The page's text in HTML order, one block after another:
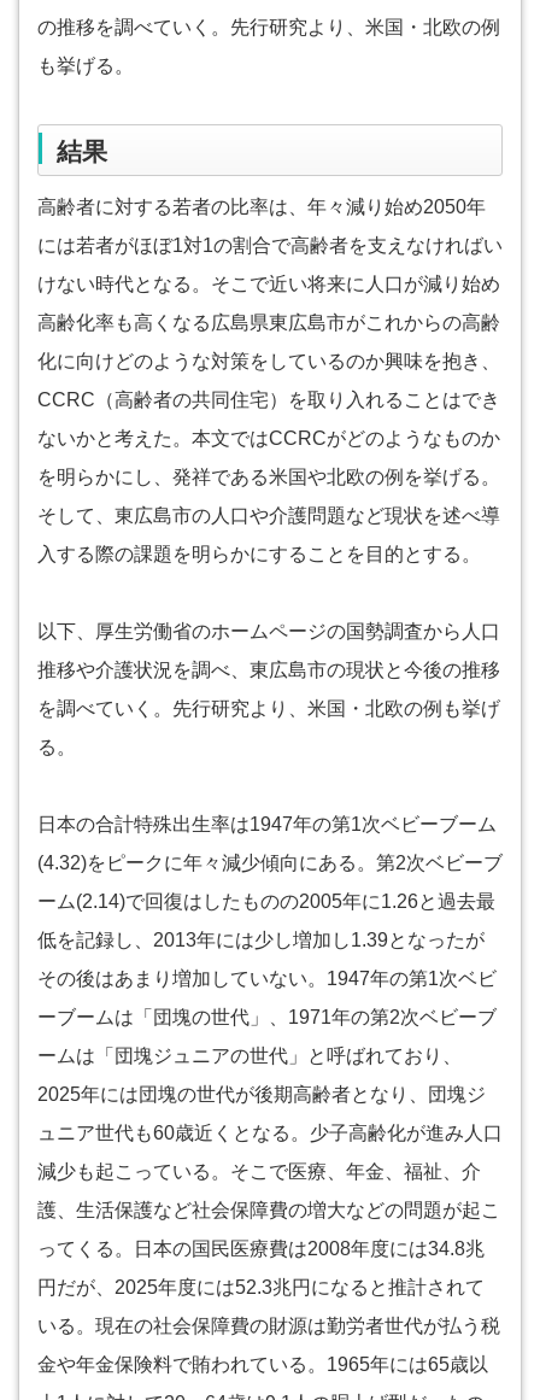
の推移を調べていく。先行研究より、米国・北欧の例
も挙げる。
結果
高齢者に対する若者の比率は、年々減り始め2050年
には若者がほぼ1対1の割合で高齢者を支えなければい
けない時代となる。そこで近い将来に人口が減り始め
高齢化率も高くなる広島県東広島市がこれからの高齢
化に向けどのような対策をしているのか興味を抱き、
CCRC（高齢者の共同住宅）を取り入れることはでき
ないかと考えた。本文ではCCRCがどのようなものか
を明らかにし、発祥である米国や北欧の例を挙げる。
そして、東広島市の人口や介護問題など現状を述べ導
入する際の課題を明らかにすることを目的とする。
以下、厚生労働省のホームページの国勢調査から人口
推移や介護状況を調べ、東広島市の現状と今後の推移
を調べていく。先行研究より、米国・北欧の例も挙げ
る。
日本の合計特殊出生率は1947年の第1次ベビーブーム
(4.32)をピークに年々減少傾向にある。第2次ベビーブ
ーム(2.14)で回復はしたものの2005年に1.26と過去最
低を記録し、2013年には少し増加し1.39となったが
その後はあまり増加していない。1947年の第1次ベビ
ーブームは「団塊の世代」、1971年の第2次ベビーブ
ームは「団塊ジュニアの世代」と呼ばれており、
2025年には団塊の世代が後期高齢者となり、団塊ジ
ュニア世代も60歳近くとなる。少子高齢化が進み人口
減少も起こっている。そこで医療、年金、福祉、介
護、生活保護など社会保障費の増大などの問題が起こ
ってくる。日本の国民医療費は2008年度には34.8兆
円だが、2025年度には52.3兆円になると推計されて
いる。現在の社会保障費の財源は勤労者世代が払う税
金や年金保険料で賄われている。1965年には65歳以